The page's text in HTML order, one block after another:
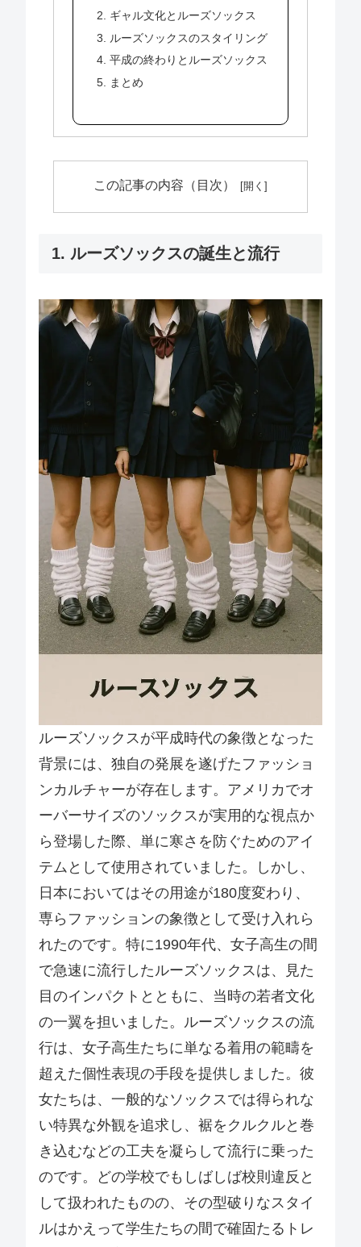
2. ギャル文化とルーズソックス
3. ルーズソックスのスタイリング
4. 平成の終わりとルーズソックス
5. まとめ
この記事の内容（目次）
1. ルーズソックスの誕生と流行
ルーズソックスが平成時代の象徴となった
背景には、独自の発展を遂げたファッショ
ンカルチャーが存在します。アメリカでオ
ーバーサイズのソックスが実用的な視点か
ら登場した際、単に寒さを防ぐためのアイ
テムとして使用されていました。しかし、
日本においてはその用途が180度変わり、
専らファッションの象徴として受け入れら
れたのです。特に1990年代、女子高生の間
で急速に流行したルーズソックスは、見た
目のインパクトとともに、当時の若者文化
の一翼を担いました。ルーズソックスの流
行は、女子高生たちに単なる着用の範疇を
超えた個性表現の手段を提供しました。彼
女たちは、一般的なソックスでは得られな
い特異な外観を追求し、裾をクルクルと巻
き込むなどの工夫を凝らして流行に乗った
のです。どの学校でもしばしば校則違反と
して扱われたものの、その型破りなスタイ
ルはかえって学生たちの間で確固たるトレ